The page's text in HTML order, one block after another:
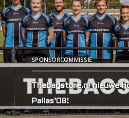
SPONSORCOMMISSIE
Thebagstore.nl nieuwe
Pallas’08!